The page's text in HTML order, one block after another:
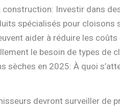
construction: Investir dans
spécialisés pour cloisons
aider à réduire les
le besoin de types de
sèches en 2025: À quoi
devront surveiller de